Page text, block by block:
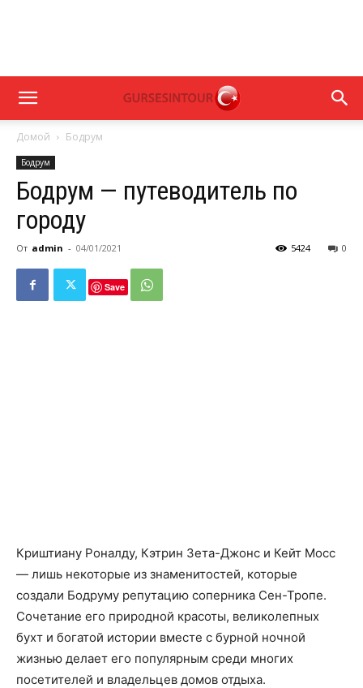
Домой Бодрум
Бодрум
Бодрум — путеводитель по
городу
От admin - 04/01/2021 0
5424
Save
Криштиану Роналду, Кэтрин Зета-Джонс и Кейт Мосс
— лишь некоторые из знаменитостей, которые
создали Бодруму репутацию соперника Сен-Тропе.
Сочетание его природной красоты, великолепных
бухт и богатой истории вместе с бурной ночной
жизнью делает его популярным среди многих
посетителей и владельцев домов отдыха.